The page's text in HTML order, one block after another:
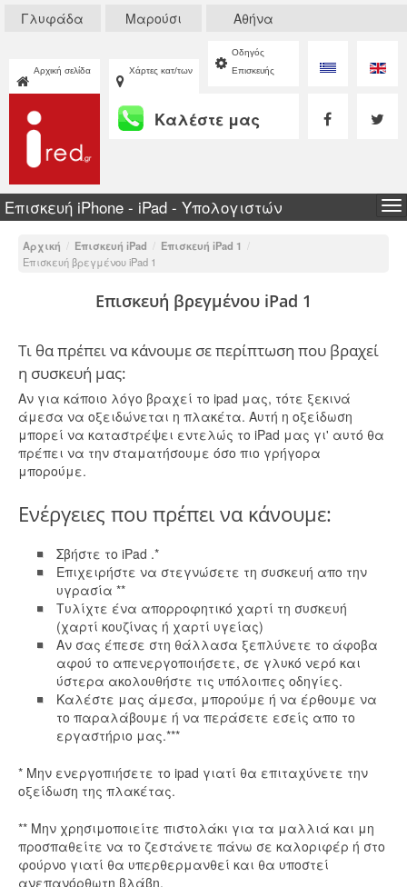
Γλυφάδα Μαρούσι Αθήνα
Αρχική σελίδα Χάρτες κατ/των
Οδηγός
Επισκευής
Καλέστε μας
Επισκευή iPhone - iPad - Υπολογιστών
Αρχική / Επισκευή iPad / Επισκευή iPad 1 /
Επισκευή βρεγμένου iPad 1
Επισκευή βρεγμένου iPad 1
Τι θα πρέπει να κάνουμε σε περίπτωση που βραχεί
η συσκευή μας:
Αν για κάποιο λόγο βραχεί το ipad μας, τότε ξεκινά
άμεσα να οξειδώνεται η πλακέτα. Αυτή η οξείδωση
μπορεί να καταστρέψει εντελώς το iPad μας γι' αυτό θα
πρέπει να την σταματήσουμε όσο πιο γρήγορα
μπορούμε.
Ενέργειες που πρέπει να κάνουμε:
Σβήστε το iPad .*
Επιχειρήστε να στεγνώσετε τη συσκευή απο την
υγρασία **
Τυλίχτε ένα απορροφητικό χαρτί τη συσκευή
(χαρτί κουζίνας ή χαρτί υγείας)
Αν σας έπεσε στη θάλλασα ξεπλύνετε το άφοβα
αφού το απενεργοποιήσετε, σε γλυκό νερό και
ύστερα ακολουθήστε τις υπόλοιπες οδηγίες.
Καλέστε μας άμεσα, μπορούμε ή να έρθουμε να
το παραλάβουμε ή να περάσετε εσείς απο το
εργαστήριο μας.***
* Μην ενεργοπιήσετε το ipad γιατί θα επιταχύνετε την
οξείδωση της πλακέτας.
** Μην χρησιμοποιείτε πιστολάκι για τα μαλλιά και μη
προσπαθείτε να το ζεστάνετε πάνω σε καλοριφέρ ή στο
φούρνο γιατί θα υπερθερμανθεί και θα υποστεί
ανεπανόρθωτη βλάβη.